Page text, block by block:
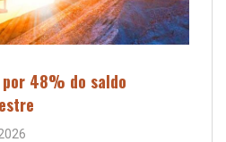
48% do saldo